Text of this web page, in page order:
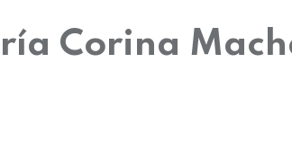
Corina